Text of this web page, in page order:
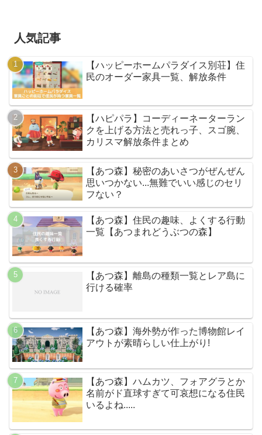
人気記事
【ハッピーホームパラダイス別荘】住
民のオーダー家具一覧、解放条件
【ハピパラ】コーディーネーターラン
クを上げる方法と売れっ子、スゴ腕、
カリスマ解放条件まとめ
【あつ森】秘密のあいさつがぜんぜん
思いつかない...無難でいい感じのセリ
フない？
【あつ森】住民の趣味、よくする行動
一覧【あつまれどうぶつの森】
【あつ森】離島の種類一覧とレア島に
行ける確率
【あつ森】海外勢が作った博物館レイ
アウトが素晴らしい仕上がり!
【あつ森】ハムカツ、フォアグラとか
名前がド直球すぎて可哀想になる住民
いるよね.....